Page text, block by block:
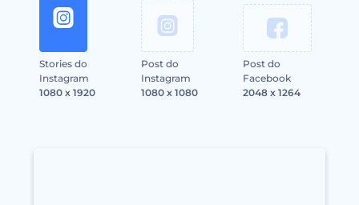
Stories do
Instagram
1080 x 1920
Post do
Instagram
1080 x 1080
Post do
Facebook
2048 x 1264